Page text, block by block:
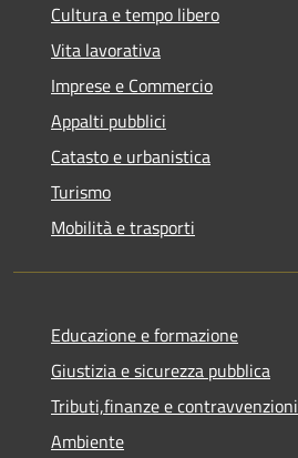
Cultura e tempo libero
Vita lavorativa
Imprese e Commercio
Appalti pubblici
Catasto e urbanistica
Turismo
Mobilità e trasporti
Educazione e formazione
Giustizia e sicurezza pubblica
Tributi,finanze e contravvenzioni
Ambiente